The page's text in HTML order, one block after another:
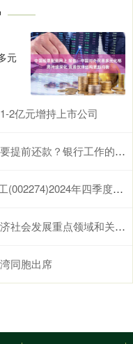
元
2亿元增持上市公司
银行工作的同学跟我说了心里话
前十大机构持股比例合计下跌1.95个百分点
一批具有战略性、基础性、引领性的重大项目
同胞出席